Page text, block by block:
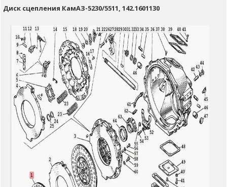
Диск сцепления КамАЗ-5230/5511, 142.1601130